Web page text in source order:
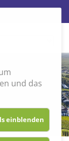
und das
einblenden